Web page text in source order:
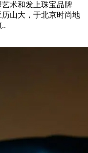
艺术和发上珠宝品牌
山大，于北京时尚地